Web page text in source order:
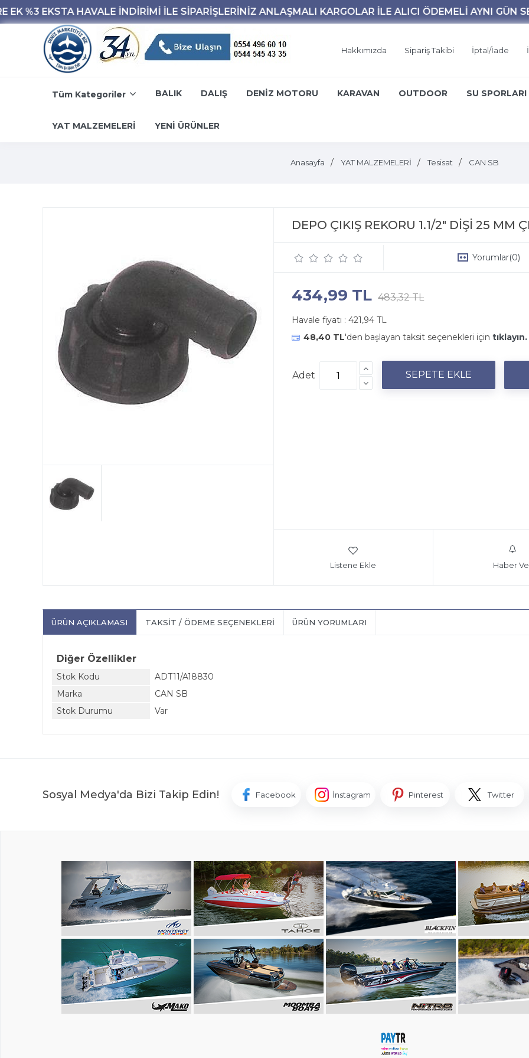
Hakkımızda Sipariş Takibi İptal/İade
Tüm Kategoriler BALIK DALIŞ DENİZ MOTORU KARAVAN OUTDOOR SU SPORLARI
YAT MALZEMELERİ YENİ ÜRÜNLER
Anasayfa YAT MALZEMELERİ Tesisat CAN SB
DEPO ÇIKIŞ REKORU 1.1/2" DİŞİ 25 MM
Yorumlar(0)
434,99 TL 483,32 TL
Havale fiyatı : 421,94 TL
48,40 TL'den başlayan taksit seçenekleri için tıklayın.
Adet
Listene Ekle Haber
ÜRÜN AÇIKLAMASI TAKSIT / ÖDEME SEÇENEKLERI ÜRÜN YORUMLARI
Diğer Özellikler
Stok Kodu
ADT11/A18830
Marka
CAN SB
Stok Durumu
Var
Sosyal Medya'da Bizi Takip Edin! Facebook İnstagram Pinterest Twitter